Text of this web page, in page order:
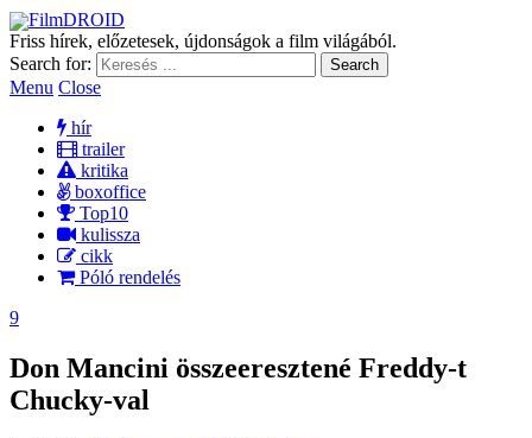
FilmDROID
Friss hírek, előzetesek, újdonságok a film világából.
Search for:
Menu Close
hír
trailer
kritika
boxoffice
Top10
kulissza
cikk
Póló rendelés
9
Don Mancini összeeresztené Freddy-t
Chucky-val